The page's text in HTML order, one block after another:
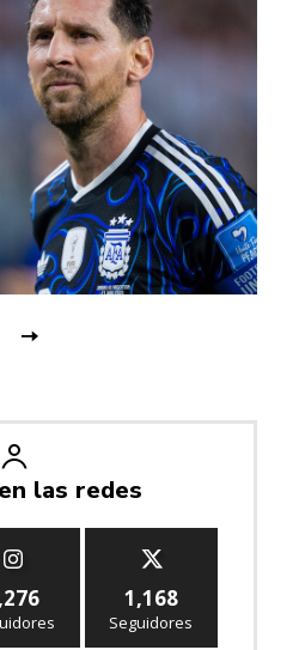
las redes
1,168
Seguidores